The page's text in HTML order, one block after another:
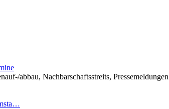
abbau, Nachbarschaftsstreits, Pressemeldungen